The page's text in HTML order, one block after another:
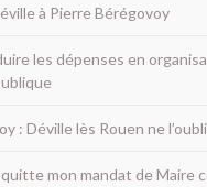
à Pierre Bérégovoy
les dépenses en
: Déville lès Rouen ne
mon mandat de Maire